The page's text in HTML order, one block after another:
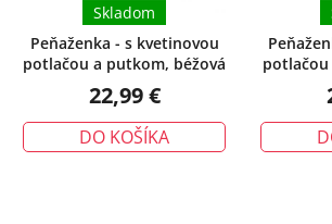
Peňaženka - s kvetinovou
potlačou a putkom, béžová
Skladom
22,99 €
DO KOŠÍKA